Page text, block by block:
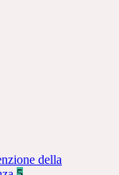
della